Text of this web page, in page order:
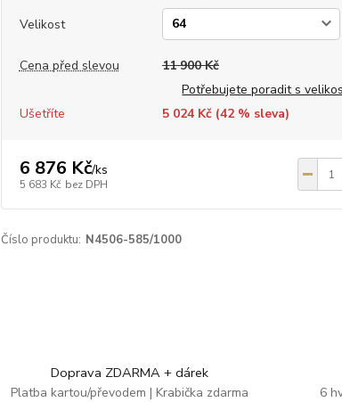
Velikost
Cena před slevou
11 900 Kč
Potřebujete poradit s
Ušetříte
5 024 Kč (42% sleva)
6 876 Kč/ks
5 683 Kč bez DPH
Číslo produktu: N4506-585/1000
Doprava ZDARMA + dárek
Platba kartou/převodem | Krabička zdarma 6